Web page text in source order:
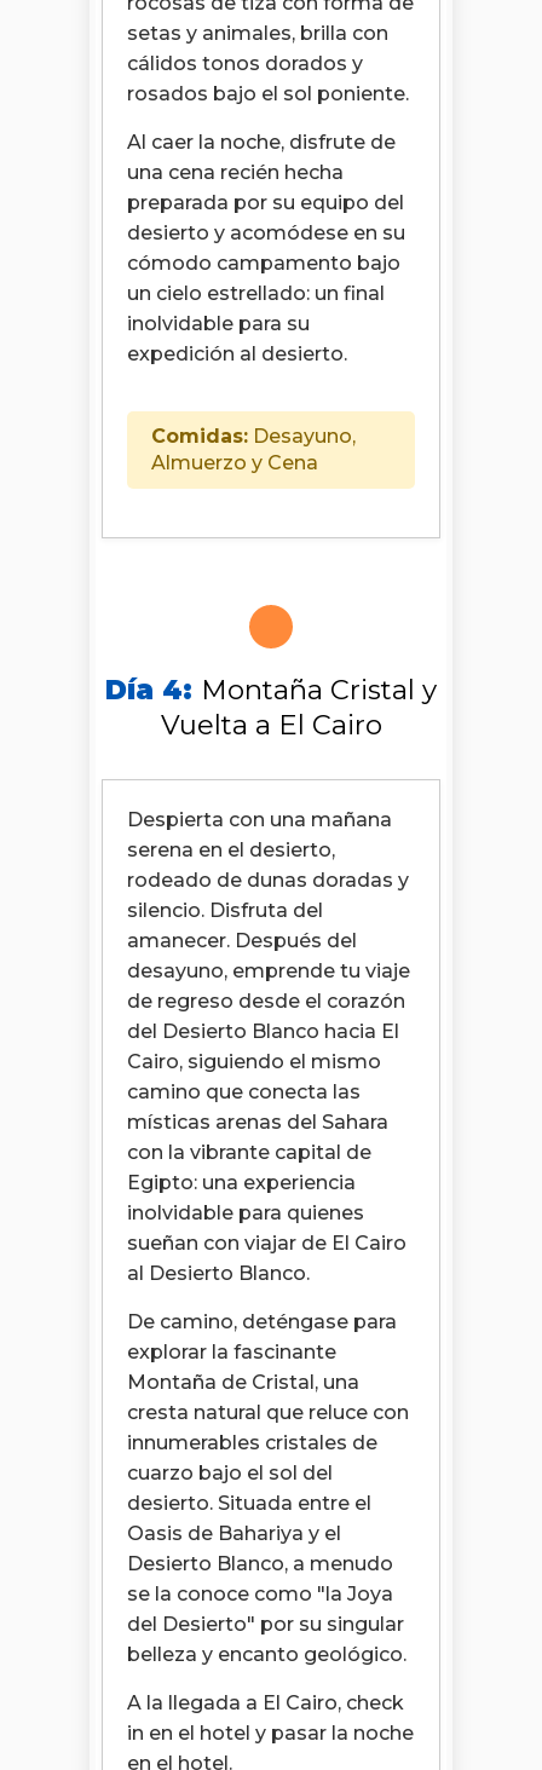
setas y animales, brilla con
cálidos tonos dorados y
rosados ​​bajo el sol poniente.
Al caer la noche, disfrute de
una cena recién hecha
preparada por su equipo del
desierto y acomódese en su
cómodo campamento bajo
un cielo estrellado: un final
inolvidable para su
expedición al desierto.
Comidas: Desayuno,
Almuerzo y Cena
Día 4: Montaña Cristal y
Vuelta a El Cairo
Despierta con una mañana
serena en el desierto,
rodeado de dunas doradas y
silencio. Disfruta del
amanecer. Después del
desayuno, emprende tu viaje
de regreso desde el corazón
del Desierto Blanco hacia El
Cairo, siguiendo el mismo
camino que conecta las
místicas arenas del Sahara
con la vibrante capital de
Egipto: una experiencia
inolvidable para quienes
sueñan con viajar de El Cairo
al Desierto Blanco.
De camino, deténgase para
explorar la fascinante
Montaña de Cristal, una
cresta natural que reluce con
innumerables cristales de
cuarzo bajo el sol del
desierto. Situada entre el
Oasis de Bahariya y el
Desierto Blanco, a menudo
se la conoce como "la Joya
del Desierto" por su singular
belleza y encanto geológico.
A la llegada a El Cairo, check
in en el hotel y pasar la noche
en el hotel.